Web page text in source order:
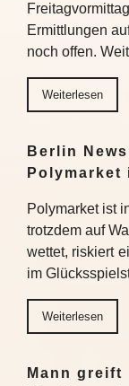
Ermittlungen
noch offen.
Weiterlesen
Berlin
Polymarket ist
trotzdem auf
wettet, riskiert
im
Weiterlesen
Mann greift